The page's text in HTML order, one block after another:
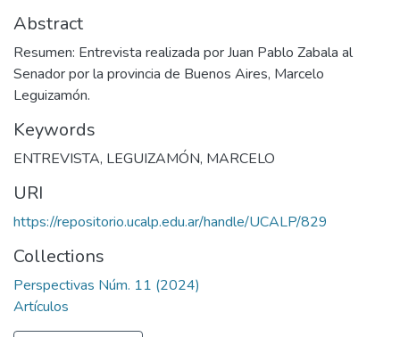
Abstract
Resumen: Entrevista realizada por Juan Pablo Zabala al
Senador por la provincia de Buenos Aires, Marcelo
Leguizamón.
Keywords
ENTREVISTA, LEGUIZAMÓN, MARCELO
URI
https://repositorio.ucalp.edu.ar/handle/UCALP/829
Collections
Perspectivas Núm. 11 (2024)
Artículos